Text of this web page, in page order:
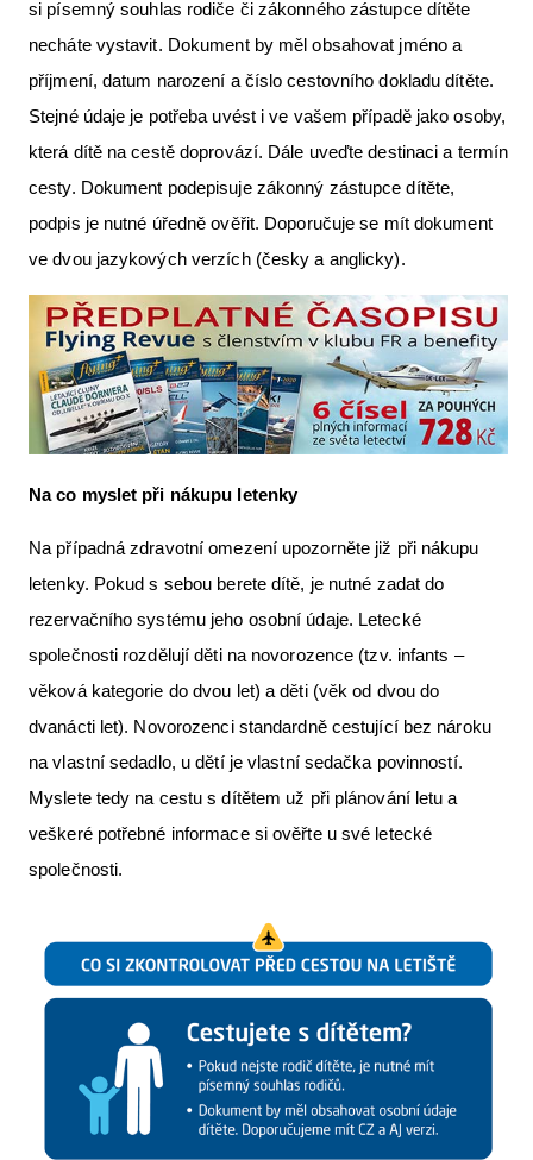
si písemný souhlas rodiče či zákonného zástupce dítěte
necháte vystavit. Dokument by měl obsahovat jméno a
příjmení, datum narození a číslo cestovního dokladu dítěte.
Stejné údaje je potřeba uvést i ve vašem případě jako osoby,
která dítě na cestě doprovází. Dále uveďte destinaci a termín
cesty. Dokument podepisuje zákonný zástupce dítěte,
podpis je nutné úředně ověřit. Doporučuje se mít dokument
ve dvou jazykových verzích (česky a anglicky).
Na co myslet při nákupu letenky
Na případná zdravotní omezení upozorněte již při nákupu
letenky. Pokud s sebou berete dítě, je nutné zadat do
rezervačního systému jeho osobní údaje. Letecké
společnosti rozdělují děti na novorozence (tzv. infants –
věková kategorie do dvou let) a děti (věk od dvou do
dvanácti let). Novorozenci standardně cestující bez nároku
na vlastní sedadlo, u dětí je vlastní sedačka povinností.
Myslete tedy na cestu s dítětem už při plánování letu a
veškeré potřebné informace si ověřte u své letecké
společnosti.